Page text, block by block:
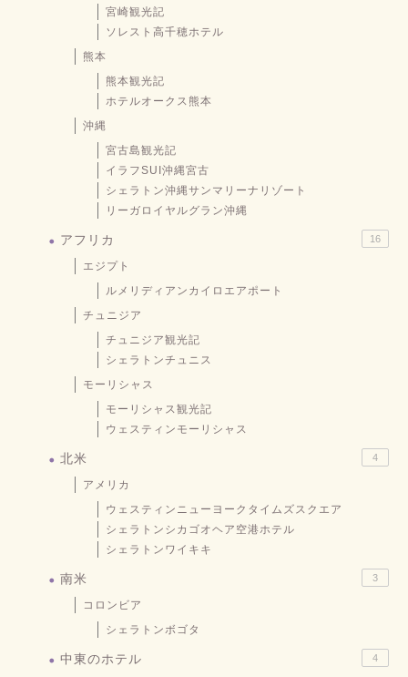
宮崎観光記
ソレスト高千穂ホテル
熊本
熊本観光記
ホテルオークス熊本
沖縄
宮古島観光記
イラフSUI沖縄宮古
シェラトン沖縄サンマリーナリゾート
リーガロイヤルグラン沖縄
アフリカ 16
エジプト
ルメリディアンカイロエアポート
チュニジア
チュニジア観光記
シェラトンチュニス
モーリシャス
モーリシャス観光記
ウェスティンモーリシャス
北米 4
アメリカ
ウェスティンニューヨークタイムズスクエア
シェラトンシカゴオヘア空港ホテル
シェラトンワイキキ
南米 3
コロンビア
シェラトンボゴタ
中東のホテル 4